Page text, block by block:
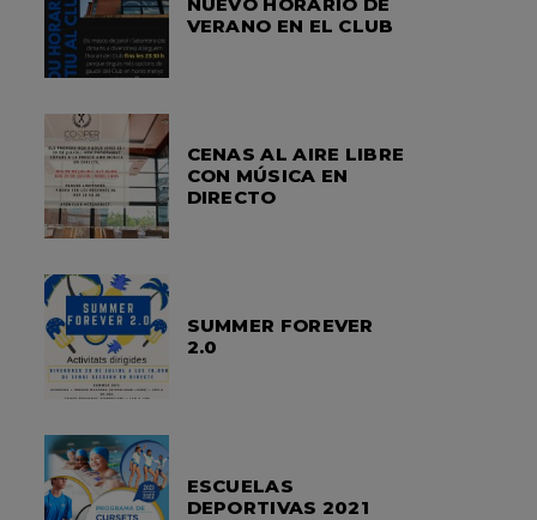
VERANO EN EL CLUB
CENAS AL AIRE LIBRE
CON MÚSICA EN
DIRECTO
SUMMER FOREVER
2.0
ESCUELAS
DEPORTIVAS 2021